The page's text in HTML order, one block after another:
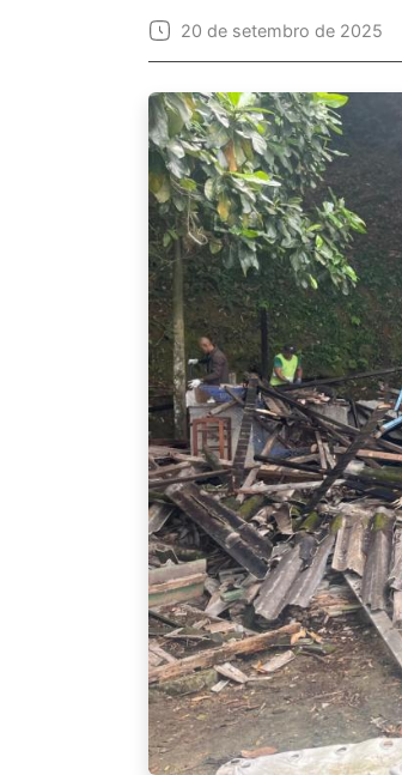
20 de setembro de 2025